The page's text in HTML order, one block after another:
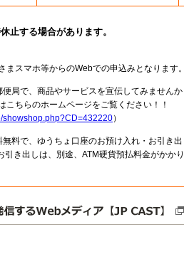
止する場合があります。
スマホ等からのWebでの申込みとなります。
局で、商品やサービスを宣伝してみませんか
ちらのホームページをご覧ください！！
showshop.php?CD=432220）
料で、ゆうちょ口座のお預け入れ・お引き出
き出しは、別途、ATM硬貨預払料金がかかり